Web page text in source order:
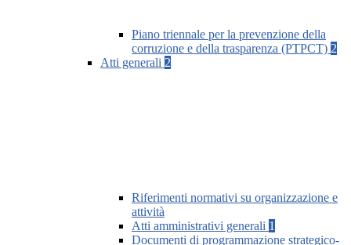
Piano triennale per la prevenzione della
corruzione e della trasparenza (PTPCT) 2
Atti generali 2
Riferimenti normativi su organizzazione e
attività
Atti amministrativi generali 1
Documenti di programmazione strategico-